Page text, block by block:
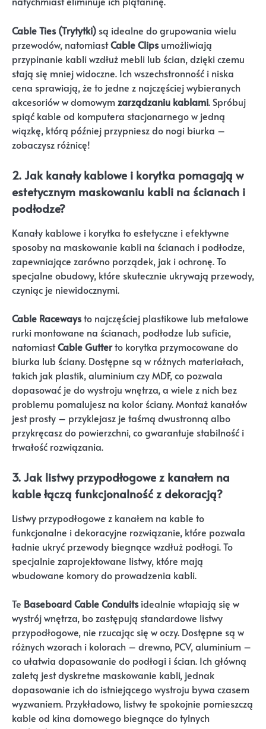
Cable Ties (Trytytki) są idealne do grupowania wielu
przewodów, natomiastCable Clipsumożliwiają
przypinanie kabli wzdłuż mebli lub ścian, dzięki czemu
stają się mniej widoczne. Ich wszechstronność i niska
cena sprawiają, że to jedne z najczęściej wybieranych
akcesoriów w domowym zarządzaniu kablami. Spróbuj
spiąć kable od komputera stacjonarnego w jedną
wiązkę, którą później przypniesz do nogi biurka –
zobaczysz różnicę!
2. Jak kanały kablowe i korytka pomagają w
estetycznym maskowaniu kabli na ścianach i
podłodze?
Kanały kablowe i korytka to estetyczne i efektywne
sposoby na maskowanie kabli na ścianach i podłodze,
zapewniające zarówno porządek, jak i ochronę. To
specjalne obudowy, które skutecznie ukrywają przewody,
czyniąc je niewidocznymi.
Cable Racewaysto najczęściej plastikowe lub metalowe
rurki montowane na ścianach, podłodze lub suficie,
natomiastCable Gutterto korytka przymocowane do
biurka lub ściany. Dostępne są w różnych materiałach,
takich jak plastik, aluminium czy MDF, co pozwala
dopasować je do wystroju wnętrza, a wiele z nich bez
problemu pomalujesz na kolor ściany. Montaż kanałów
jest prosty – przyklejasz je taśmą dwustronną albo
przykręcasz do powierzchni, co gwarantuje stabilność i
trwałość rozwiązania.
3. Jak listwy przypodłogowe z kanałem na
kable łączą funkcjonalność z dekoracją?
Listwy przypodłogowe z kanałem na kable to
funkcjonalne i dekoracyjne rozwiązanie, które pozwala
ładnie ukryć przewody biegnące wzdłuż podłogi. To
specjalnie zaprojektowane listwy, które mają
wbudowane komory do prowadzenia kabli.
Te Baseboard Cable Conduitsidealnie wtapiają się w
wystrój wnętrza, bo zastępują standardowe listwy
przypodłogowe, nie rzucając się w oczy. Dostępne są w
różnych wzorach i kolorach – drewno, PCV, aluminium –
co ułatwia dopasowanie do podłogi i ścian. Ich główną
zaletą jest dyskretne maskowanie kabli, jednak
dopasowanie ich do istniejącego wystroju bywa czasem
wyzwaniem. Przykładowo, listwy te spokojnie pomieszczą
kable od kina domowego biegnące do tylnych